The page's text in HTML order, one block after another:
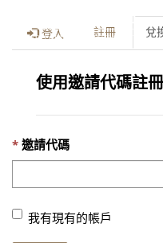
登入 註冊 兌
使用邀請代碼註冊
邀請代碼
我有現有的帳戶